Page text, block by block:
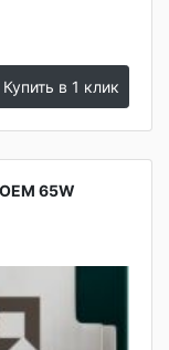
Купить в 1 клик
65W